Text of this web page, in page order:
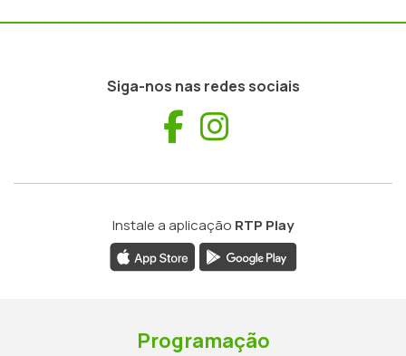
Siga-nos nas redes sociais
Facebook
Instale a aplicação RTP Play
Programação